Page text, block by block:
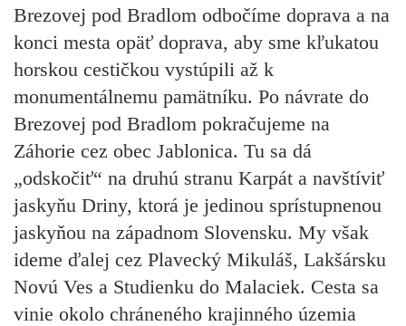
Brezovej pod Bradlom odbočíme doprava a na
konci mesta opäť doprava, aby sme kľukatou
horskou cestičkou vystúpili až k
monumentálnemu pamätníku. Po návrate do
Brezovej pod Bradlom pokračujeme na
Záhorie cez obec Jablonica. Tu sa dá
„odskočiť“ na druhú stranu Karpát a navštíviť
jaskyňu Driny, ktorá je jedinou sprístupnenou
jaskyňou na západnom Slovensku. My však
ideme ďalej cez Plavecký Mikuláš, Lakšársku
Novú Ves a Studienku do Malaciek. Cesta sa
vinie okolo chráneného krajinného územia